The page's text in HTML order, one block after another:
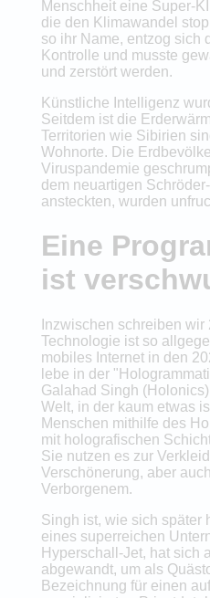
Menschheit eine Super-
die den Klimawandel
so ihr Name, entzog sich
Kontrolle und musste
und zerstört werden.
Künstliche Intelligenz
Seitdem ist die
Territorien wie Sibirien
Wohnorte. Die
Viruspandemie
dem neuartigen
ansteckten, wurden
Eine
ist
Inzwischen schreiben
Technologie ist so
mobiles Internet in den
lebe in der
Galahad Singh
Welt, in der kaum etwas
Menschen mithilfe des
mit holografischen
Sie nutzen es zur
Verschönerung, aber
Verborgenem.
Singh ist, wie sich später
eines superreichen
Hyperschall-Jet, hat sich
abgewandt, um als
Bezeichnung für einen